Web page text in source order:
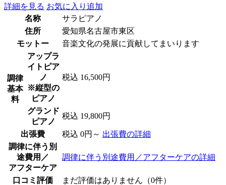
詳細を見る お気に入り追加
名称
サラピアノ
住所
愛知県名古屋市東区
モットー
音楽文化の発展に貢献してまいります
調律
基本
料
アップラ
イトピア
ノ
※縦型の
ピアノ
税込 16,500円
グランド
ピアノ
税込 19,800円
出張費 税込 0円～ 出張費の詳細
調律に伴う別
途費用／
アフターケア
調律に伴う別途費用／アフターケアの詳細
口コミ評価 まだ評価はありません（0件）